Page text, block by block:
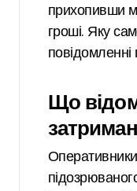
прихопивши
гроші. Яку
повідомленні
Що